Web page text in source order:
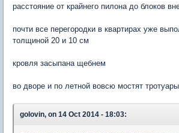
расстояние от крайнего пилона до блоков
почти все перегородки в квартирах уже
толщиной 20 и 10 см
кровля засыпана щебнем
во дворе и по летной вовсю мостят тротуары
golovin, on 14 Oct 2014 - 18:03: